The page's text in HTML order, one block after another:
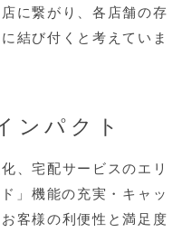
に繋がり、各店舗の存
結び付くと考えていま
ンパクト
、宅配サービスのエリ
」機能の充実・キャッ
客様の利便性と満足度